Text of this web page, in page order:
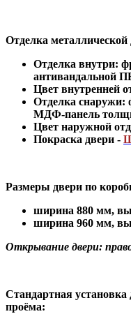
Отделка
Отделка внутри:
антивандальной
Цвет внутренней
Отделка снаружи:
МДФ-панель
Цвет наружной
Покраска двери -
Размеры двери по
ширина 880 мм,
ширина 960 мм,
Открывание двери:
Стандартная установка
проёма: